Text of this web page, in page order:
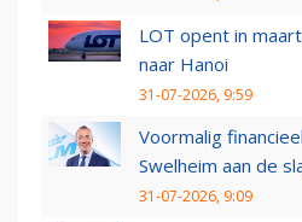
LOT opent in
naar Hanoi
31-07-2026, 9:59
Voormalig
Swelheim aan de
31-07-2026, 9:09